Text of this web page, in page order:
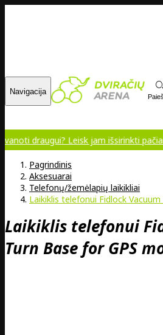
Navigacija
Leisk jam išsirinkti pačiam!
Pagrindinis
Aksesuarai
Telefonų/žemėlapių laikikliai
Laikiklis telefonui Fidlock
Laikiklis telefonui
Turn Base for GPS